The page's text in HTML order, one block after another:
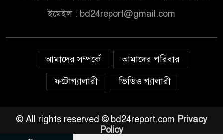
ইমেইল : bd24report@gmail.com
আমাদের সম্পর্কে
আমাদের পরিবার
ফটোগ্যালারী
ভিডিও গ্যালারী
© All rights reserved © bd24report.com Privacy
Policy